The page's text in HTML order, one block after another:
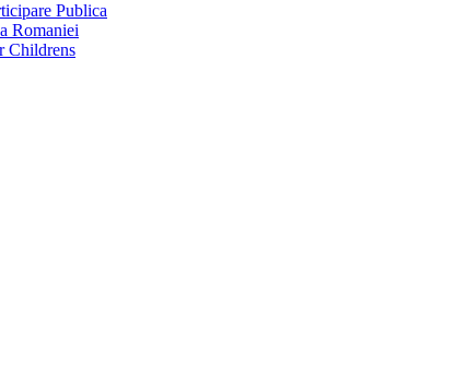
Publica
Romaniei
Childrens